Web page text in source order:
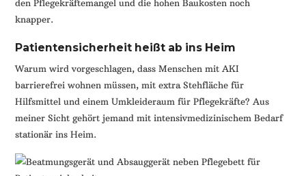
den Pflegekräftemangel und die hohen Baukosten noch
knapper.
Patientensicherheit heißt ab ins Heim
Warum wird vorgeschlagen, dass Menschen mit AKI
barrierefrei wohnen müssen, mit extra Stehfläche für
Hilfsmittel und einem Umkleideraum für Pflegekräfte? Aus
meiner Sicht gehört jemand mit intensivmedizinischem Bedarf
stationär ins Heim.